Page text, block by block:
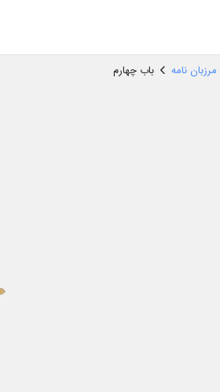
مرزبان نامه باب چهارم